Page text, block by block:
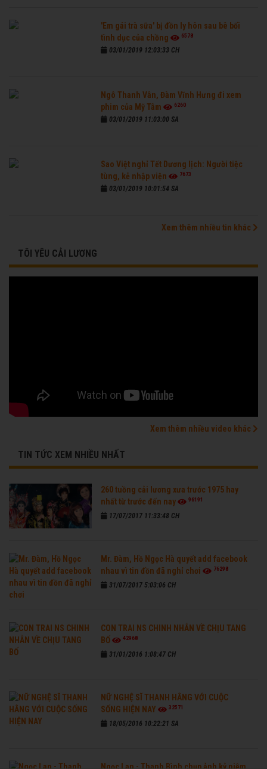
'Em gái trà sữa' bị đồn ly hôn sau bê bối
tình dục của chồng
6578
03/01/2019 12:03:33 CH
Ngô Thanh Vân, Đàm Vĩnh Hưng đi xem
phim của Mỹ Tâm
6260
03/01/2019 11:03:00 SA
Sao Việt nghỉ Tết Dương lịch: Người tiệc
tùng, kẻ nhập viện
7673
03/01/2019 10:01:54 SA
Xem thêm nhiều tin khác
TÔI YÊU CẢI LƯƠNG
Xem thêm nhiều video khác
TIN TỨC XEM NHIỀU NHẤT
260 tuồng cải lương xưa trước 1975 hay
nhất từ trước đến nay
96191
17/07/2017 11:33:48 CH
Mr. Đàm, Hồ Ngọc Hà quyết add facebook
nhau vì tin đồn đã nghỉ chơi
76298
31/07/2017 5:03:06 CH
CON TRAI NS CHINH NHẪN VỀ CHỊU TANG
BỐ
42968
31/01/2016 1:08:47 CH
NỮ NGHỆ SĨ THANH HẰNG VỚI CUỘC
SỐNG HIỆN NAY
32571
18/05/2016 10:22:21 SA
Ngọc Lan - Thanh Bình chụp ảnh kỷ niệm